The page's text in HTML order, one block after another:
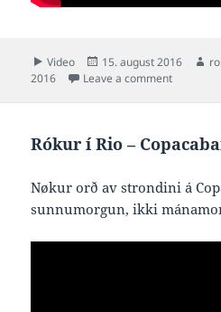
Format
Video
Posted
on
15. august 2016
2016
Leave a commenton Rókur
Rókur í Rio –
Nøkur orð av strondini á
sunnumorgun, ikki